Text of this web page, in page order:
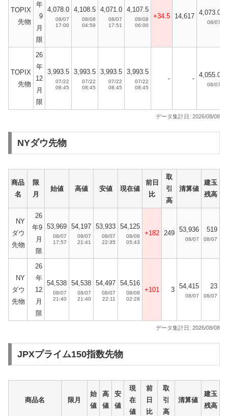
TOPIX
先物
年
9
月
限
4,078.0
08/07
17:00
4,108.5
08/08
04:59
4,071.0
08/07
17:51
4,107.5
08/08
06:00
+34.5 14,617 4,073.0
08/07
TOPIX
先物
26
年
12
月
限
3,993.5
07/22
08:45
3,993.5
07/22
08:45
3,993.5
07/22
08:45
3,993.5
07/22
08:45
- - 4,055.0
08/07
データ集計日: 2026/08/08
NYダウ先物
商品
名
限
月
始値 高値 安値 現在値
前日
比
取
引
高
清算値
建玉
残高
NY
ダウ
先物
26
年9
月
限
53,969
08/07
17:57
54,197
08/07
21:41
53,933
08/07
22:35
54,125
08/08
05:43
+182 249 53,936
08/07
519
08/07
NY
ダウ
先物
26
年
12
月
限
54,538
08/07
21:40
54,538
08/07
21:40
54,497
08/07
22:11
54,516
08/08
02:28
+101 3 54,415
08/07
23
08/07
データ集計日: 2026/08/08
JPXプライム150指数先物
商品名 限月
始
値
高
値
安
値
現
在
値
前
日
比
取
引
高
清算値
建玉
残高